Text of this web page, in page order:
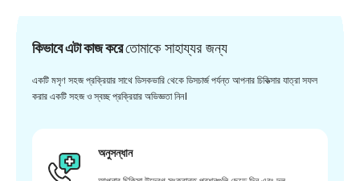
কিভাবে এটা কাজ করেতোমাকে সাহায্যর জন্য
একটি মসৃণ সহজ প্রক্রিয়ার সাথে ডিসকভারি থেকে ডিসচার্জ পর্যন্ত আপনার চিকিত্সার যাত্রা সফল
করার একটি সহজ ও স্বচ্ছ প্রক্রিয়ার অভিজ্ঞতা নিন।
অনুসন্ধান